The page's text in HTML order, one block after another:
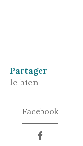
partager
le bien
Facebook